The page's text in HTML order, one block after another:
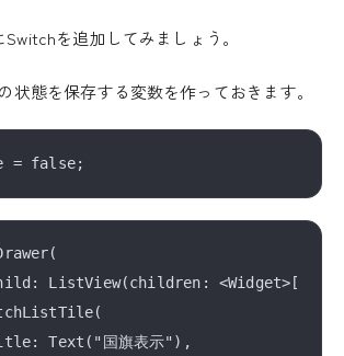
を追加してみましょう。
状態を保存する変数を作っておきます。
ListView(children: <Widget>[
Text("国旗表示"),